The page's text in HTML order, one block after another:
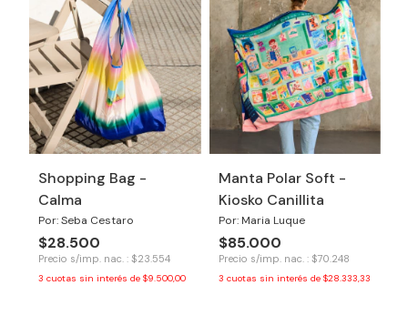
Shopping Bag -
Calma
Por: Seba Cestaro
$28.500
Precio s/imp. nac. : $23.554
3 cuotas sin interés de $9.500,00
Manta Polar Soft -
Kiosko Canillita
Por: Maria Luque
$85.000
Precio s/imp. nac. : $70.248
3 cuotas sin interés de $28.333,33